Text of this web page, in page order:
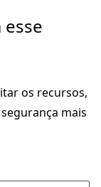
os recursos,
mais